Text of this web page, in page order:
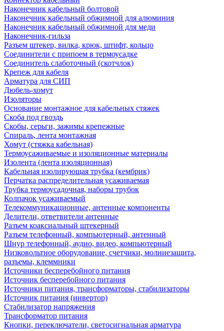
Наконечник кабельный болтовой
Наконечник кабельный обжимной для алюминия
Наконечник кабельный обжимной для меди
Наконечник-гильза
Разъем штекер, вилка, крюк, штифт, кольцо
Соединители с припоем в термоусадке
Соединитель слаботочный (скотчлок)
Крепеж для кабеля
Арматура для СИП
Дюбель-хомут
Изоляторы
Основание монтажное для кабельных стяжек
Скоба под гвоздь
Скобы, серьги, зажимы крепежные
Спираль, лента монтажная
Хомут (стяжка кабельная)
Термоусаживаемые и изоляционные материалы
Изолента (лента изоляционная)
Кабельная изолирующая трубка (кембрик)
Перчатка распределительная усаживаемая
Трубка термоусадочная, наборы трубок
Колпачок усаживаемый
Телекоммуникационные, антенные компоненты
Делители, ответвители антенные
Разъем коаксиальный штекерный
Разъем телефонный, компьютерный, антенный
Шнур телефонный, аудио, видео, компьютерный
Низковольтное оборудование, счетчики, молниезащита,
разъемы, клеммники
Источники бесперебойного питания
Источник бесперебойного питания
Источники питания, трансформаторы, стабилизаторы
Источник питания (инвертор)
Стабилизатор напряжения
Трансформатор питания
Кнопки, переключатели, светосигнальная арматура